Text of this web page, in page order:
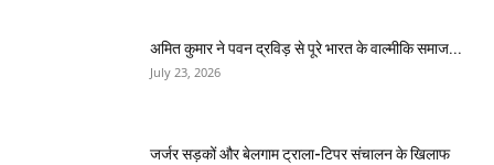
अमित कुमार ने पवन द्रविड़ से पूरे भारत के वाल्मीकि समाज...
July 23, 2026
जर्जर सड़कों और बेलगाम ट्राला-टिपर संचालन के खिलाफ